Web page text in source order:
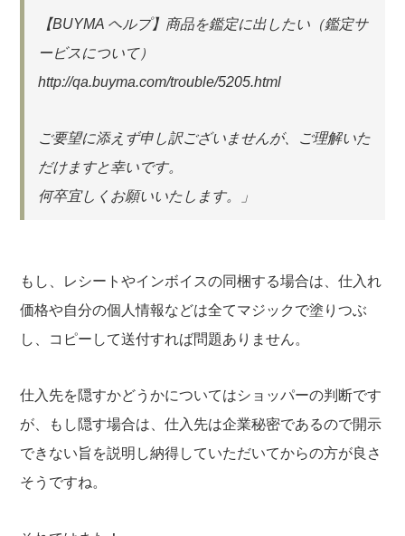
【BUYMA ヘルプ】商品を鑑定に出したい（鑑定サ
ービスについて）
http://qa.buyma.com/trouble/5205.html
ご要望に添えず申し訳ございませんが、ご理解いた
だけますと幸いです。
何卒宜しくお願いいたします。」
もし、レシートやインボイスの同梱する場合は、仕入れ
価格や自分の個人情報などは全てマジックで塗りつぶ
し、コピーして送付すれば問題ありません。
仕入先を隠すかどうかについてはショッパーの判断です
が、もし隠す場合は、仕入先は企業秘密であるので開示
できない旨を説明し納得していただいてからの方が良さ
そうですね。